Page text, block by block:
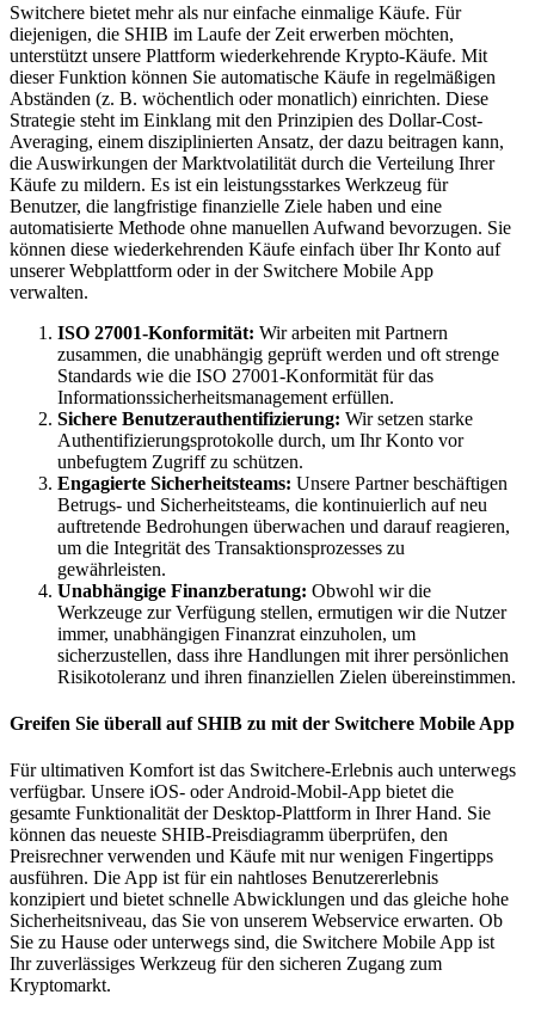
Switchere bietet mehr als nur einfache einmalige Käufe. Für
diejenigen, die SHIB im Laufe der Zeit erwerben möchten,
unterstützt unsere Plattform wiederkehrende Krypto-Käufe. Mit
dieser Funktion können Sie automatische Käufe in regelmäßigen
Abständen (z. B. wöchentlich oder monatlich) einrichten. Diese
Strategie steht im Einklang mit den Prinzipien des Dollar-Cost-
Averaging, einem disziplinierten Ansatz, der dazu beitragen kann,
die Auswirkungen der Marktvolatilität durch die Verteilung Ihrer
Käufe zu mildern. Es ist ein leistungsstarkes Werkzeug für
Benutzer, die langfristige finanzielle Ziele haben und eine
automatisierte Methode ohne manuellen Aufwand bevorzugen. Sie
können diese wiederkehrenden Käufe einfach über Ihr Konto auf
unserer Webplattform oder in der Switchere Mobile App
verwalten.
ISO 27001-Konformität: Wir arbeiten mit Partnern
zusammen, die unabhängig geprüft werden und oft strenge
Standards wie die ISO 27001-Konformität für das
Informationssicherheitsmanagement erfüllen.
Sichere Benutzerauthentifizierung: Wir setzen starke
Authentifizierungsprotokolle durch, um Ihr Konto vor
unbefugtem Zugriff zu schützen.
Engagierte Sicherheitsteams: Unsere Partner beschäftigen
Betrugs- und Sicherheitsteams, die kontinuierlich auf neu
auftretende Bedrohungen überwachen und darauf reagieren,
um die Integrität des Transaktionsprozesses zu
gewährleisten.
Unabhängige Finanzberatung: Obwohl wir die
Werkzeuge zur Verfügung stellen, ermutigen wir die Nutzer
immer, unabhängigen Finanzrat einzuholen, um
sicherzustellen, dass ihre Handlungen mit ihrer persönlichen
Risikotoleranz und ihren finanziellen Zielen übereinstimmen.
Greifen Sie überall auf SHIB zu mit der Switchere Mobile App
Für ultimativen Komfort ist das Switchere-Erlebnis auch unterwegs
verfügbar. Unsere iOS- oder Android-Mobil-App bietet die
gesamte Funktionalität der Desktop-Plattform in Ihrer Hand. Sie
können das neueste SHIB-Preisdiagramm überprüfen, den
Preisrechner verwenden und Käufe mit nur wenigen Fingertipps
ausführen. Die App ist für ein nahtloses Benutzererlebnis
konzipiert und bietet schnelle Abwicklungen und das gleiche hohe
Sicherheitsniveau, das Sie von unserem Webservice erwarten. Ob
Sie zu Hause oder unterwegs sind, die Switchere Mobile App ist
Ihr zuverlässiges Werkzeug für den sicheren Zugang zum
Kryptomarkt.